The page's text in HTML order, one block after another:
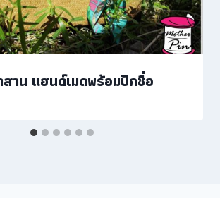
สาน แฮนด์เมดพร้อมปักชื่อ